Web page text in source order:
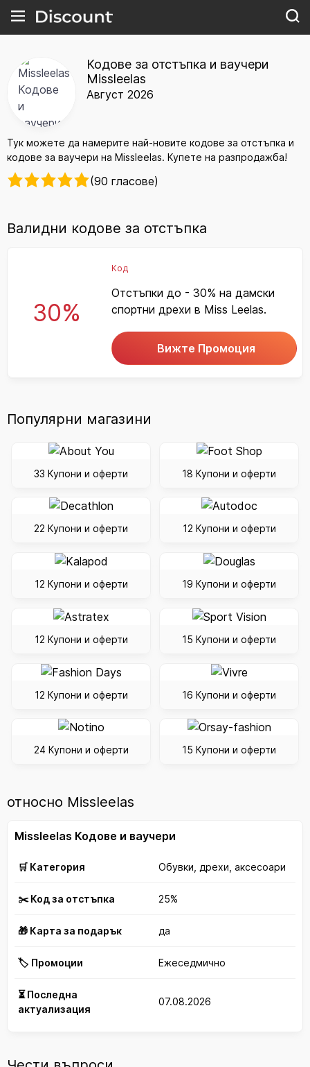
Кодове за отстъпка и ваучери
Missleelas
Август 2026
Тук можете да намерите най-новите кодове за отстъпка и
кодове за ваучери на Missleelas. Купете на разпродажба!
(90 гласове)
Валидни кодове за отстъпка
30%
Код
Отстъпки до - 30% на дамски
спортни дрехи в Miss Leelas.
Вижте Промоция
Популярни магазини
33 Купони и оферти 18 Купони и оферти
22 Купони и оферти 12 Купони и оферти
12 Купони и оферти 19 Купони и оферти
12 Купони и оферти 15 Купони и оферти
12 Купони и оферти 16 Купони и оферти
24 Купони и оферти 15 Купони и оферти
относно Missleelas
Missleelas Кодове и ваучери
🛒 Категория Обувки, дрехи, аксесоари
✂️ Код за отстъпка 25%
🎁 Карта за подарък да
🏷️ Промоции Ежеседмично
⏳ Последна
актуализация
07.08.2026